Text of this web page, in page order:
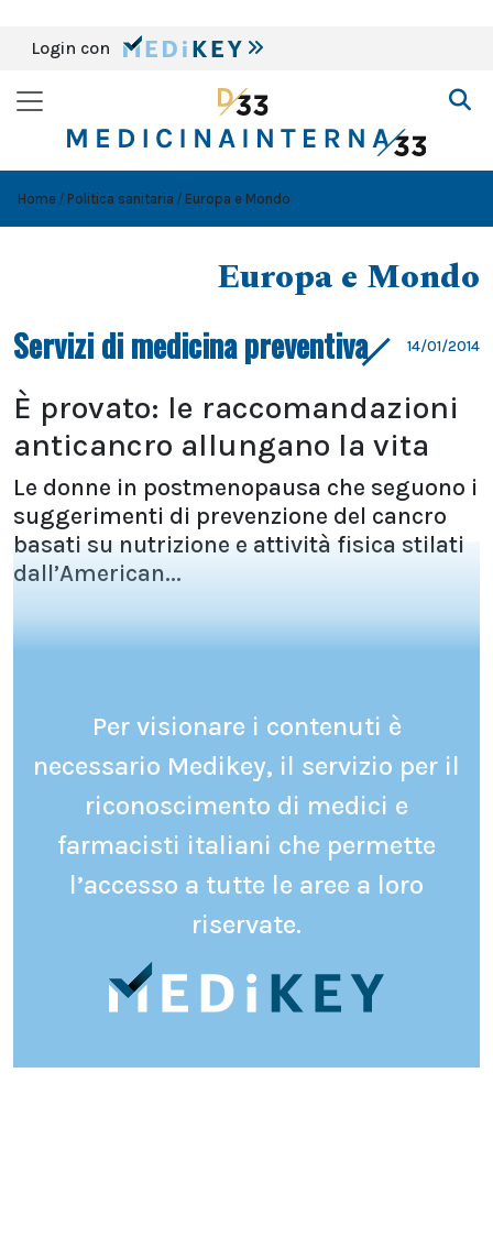
Login con
Home Politica sanitaria Europa e Mondo
Europa e Mondo
Servizi di medicina preventiva 14/01/2014
È provato: le raccomandazioni
anticancro allungano la vita
Le donne in postmenopausa che seguono i
suggerimenti di prevenzione del cancro
basati su nutrizione e attività fisica stilati
dall’American...
Per visionare i contenuti è
necessario Medikey, il servizio per il
riconoscimento di medici e
farmacisti italiani che permette
l’accesso a tutte le aree a loro
riservate.